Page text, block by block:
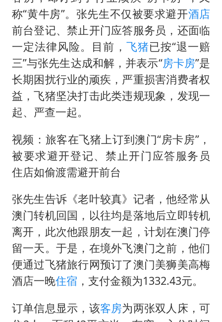
宇树王兴兴被问了360多个问题
全民健身事业高质量发展
唐田赛前发布会上引用《孙子兵法》
乐享全民健身 共筑健康中国
称“黄牛房”。张先生不仅被要求避开酒店
前台登记、禁止开门应答服务员，还面临
一定法律风险。目前， 飞猪已按“退一赔
三”与张先生达成和解，并表示“房卡房”是
长期困扰行业的顽疾，严重损害消费者权
益，飞猪坚决打击此类违规现象，发现一
起、严查一起。
视频：旅客在飞猪上订到澳门“房卡房”，
被要求避开登记、禁止开门应答服务员
住店如偷渡需避开前台
张先生告诉《老叶较真》记者，他经常从
澳门转机回国，以往均是落地后立即转机
离开，此次他跟朋友一起，计划在澳门停
留一天。于是，在境外飞澳门之前，他们
便通过飞猪旅行网预订了澳门美狮美高梅
酒店一晚住宿 ，支付金额为1332.43元。
订单信息显示，该客房为两张双人床，可